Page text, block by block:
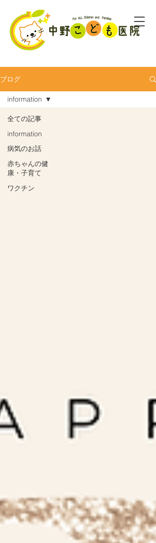
ブログ
全ての記事
information
病気のお話
赤ちゃんの健
康・子育て
ワクチン
information